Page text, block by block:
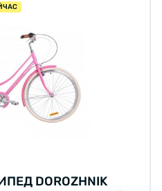
DOROZHNIK